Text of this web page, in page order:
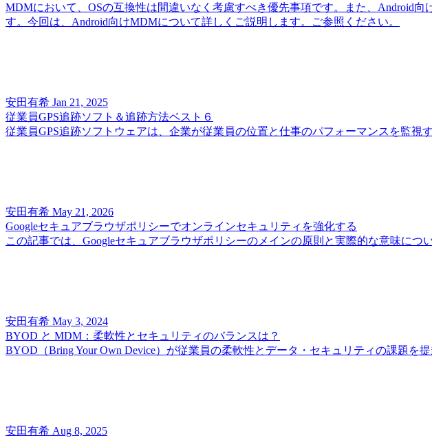
MDMにおいて、OSの互換性は間違いなく考慮すべき優先事項です。また、Android
す。今回は、Android向けMDMについて詳しくご説明します。ご参照ください。
安田有希 Jan 21, 2025
従業員GPS追跡ソフト＆追跡方法ベスト６
従業員GPS追跡ソフトウェアは、企業が従業員の位置と仕事のパフォーマンスを監
安田有希 May 21, 2026
Googleセキュアブラウザポリシーでオンラインセキュリティを強化する
この記事では、Googleセキュアブラウザポリシーのメインの原則と実際的な意味につ
安田有希 May 3, 2024
BYOD と MDM：柔軟性とセキュリティのバランスは？
BYOD（Bring Your Own Device）が従業員の柔軟性とデータ・セキュリティの課題
安田有希 Aug 8, 2025